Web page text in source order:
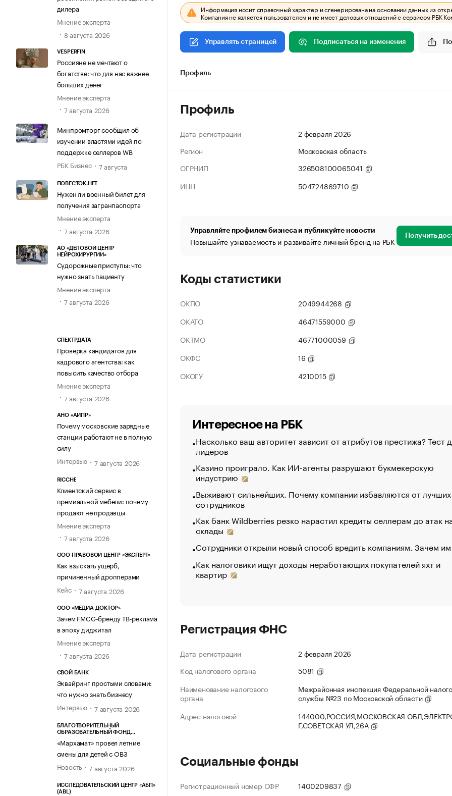
дилера
Мнение эксперта
8 августа 2026
VESPERFIN
Россияне не мечтают о
богатстве: что для нас важнее
больших денег
Мнение эксперта
7 августа 2026
Минпромторг сообщил об
изучении властями идей по
поддержке селлеров WB
РБК Бизнес
7 августа
ПОВЕСТОК.НЕТ
Нужен ли военный билет для
получения загранпаспорта
Мнение эксперта
7 августа 2026
АО «ДЕЛОВОЙ ЦЕНТР
НЕЙРОХИРУРГИИ»
Судорожные приступы: что
нужно знать пациенту
Мнение эксперта
7 августа 2026
СПЕКТРДАТА
Проверка кандидатов для
кадрового агентства: как
повысить качество отбора
Мнение эксперта
7 августа 2026
АНО «АИПР»
Почему московские зарядные
станции работают не в полную
силу
Интервью
7 августа 2026
RICCHE
Клиентский сервис в
премиальной мебели: почему
продают не продавцы
Мнение эксперта
7 августа 2026
ООО ПРАВОВОЙ ЦЕНТР «ЭКСПЕРТ»
Как взыскать ущерб,
причиненный дропперами
Кейс
7 августа 2026
ООО «МЕДИА-ДОКТОР»
Зачем FMCG-бренду ТВ-реклама
в эпоху диджитал
Мнение эксперта
7 августа 2026
СВОЙ БАНК
Эквайринг простыми словами:
что нужно знать бизнесу
Интервью
7 августа 2026
БЛАГОТВОРИТЕЛЬНЫЙ
ОБРАЗОВАТЕЛЬНЫЙ ФОНД
«Мархамат» провел летние
смены для детей с ОВЗ
Новость
7 августа 2026
ИССЛЕДОВАТЕЛЬСКИЙ ЦЕНТР «АБП»
(ABL)
Информация носит справочный характер и сгенерирована на основании данных из
Компания не является пользователем и не имеет деловых отношений с сервисом РБК
Управлять страницей Подписаться на изменения
Профиль
Профиль
Дата регистрации
2 февраля 2026
Регион
Московская область
ОГРНИП
326508100065041
ИНН
504724869710
Управляйте профилем бизнеса и публикуйте новости
Повышайте узнаваемость и развивайте личный бренд на РБК Получить
Коды статистики
ОКПО
2049944268
ОКАТО
46471559000
ОКТМО
46771000059
ОКФС
16
ОКОГУ
4210015
Интересное на РБК
Насколько ваш авторитет зависит от атрибутов престижа? Тест
лидеров
Казино проиграло. Как ИИ-агенты разрушают букмекерскую
индустрию
Выживают сильнейших. Почему компании избавляются от лучших
сотрудников
Как банк Wildberries резко нарастил кредиты селлерам до атак
склады
Сотрудники открыли новый способ вредить компаниям. Зачем
Как налоговики ищут доходы неработающих покупателей яхт и
квартир
Регистрация ФНС
Дата регистрации
2 февраля 2026
Код налогового органа
5081
Наименование налогового
органа
Межрайонная инспекция Федеральной
службы №23 по Московской области
Адрес налоговой
144000,РОССИЯ,МОСКОВСКАЯ
Г,СОВЕТСКАЯ УЛ,26А
Социальные фонды
Регистрационный номер СФР 1400209837